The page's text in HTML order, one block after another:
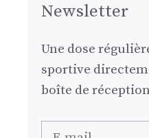
Newsletter
Une dose
sportive
boîte de réception